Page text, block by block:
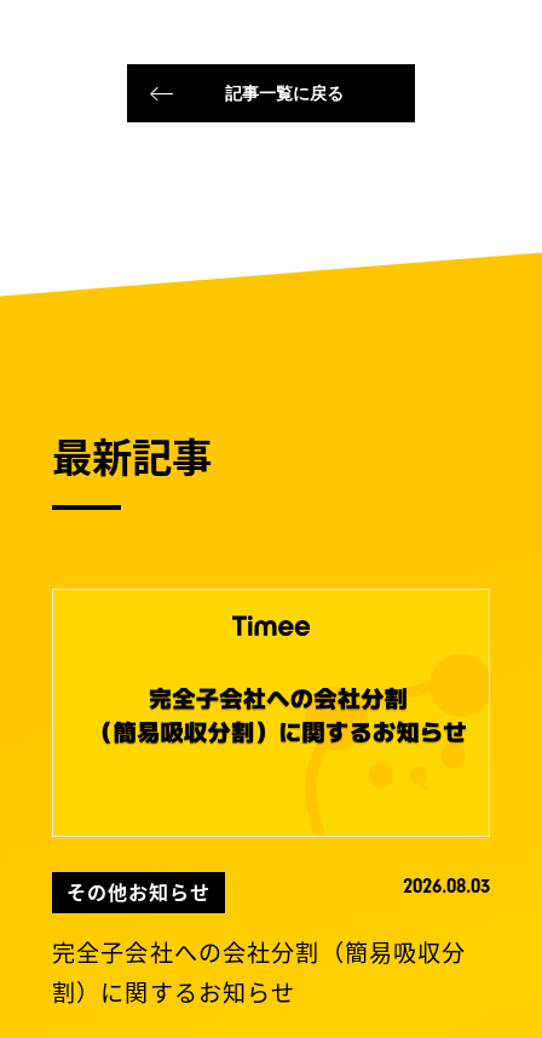
記事一覧に戻る
最新記事
その他お知らせ 2026.08.03
完全子会社への会社分割（簡易吸収分
割）に関するお知らせ